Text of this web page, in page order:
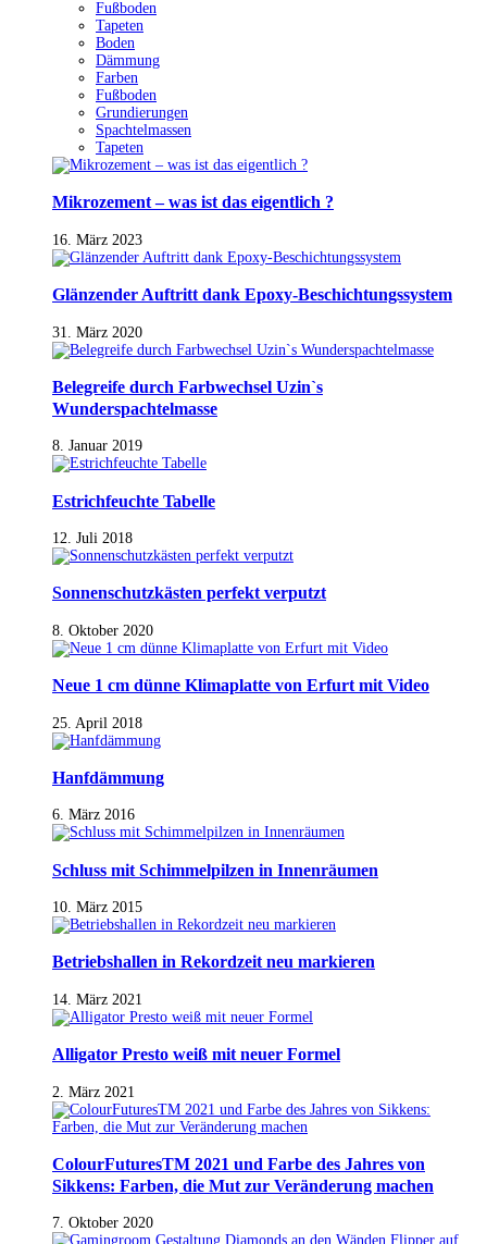
Fußboden
Tapeten
Boden
Dämmung
Farben
Fußboden
Grundierungen
Spachtelmassen
Tapeten
Mikrozement – was ist das eigentlich ?
16. März 2023
Glänzender Auftritt dank Epoxy-Beschichtungssystem
31. März 2020
Belegreife durch Farbwechsel Uzin`s
Wunderspachtelmasse
8. Januar 2019
Estrichfeuchte Tabelle
12. Juli 2018
Sonnenschutzkästen perfekt verputzt
8. Oktober 2020
Neue 1 cm dünne Klimaplatte von Erfurt mit Video
25. April 2018
Hanfdämmung
6. März 2016
Schluss mit Schimmelpilzen in Innenräumen
10. März 2015
Betriebshallen in Rekordzeit neu markieren
14. März 2021
Alligator Presto weiß mit neuer Formel
2. März 2021
ColourFuturesTM 2021 und Farbe des Jahres von
Sikkens: Farben, die Mut zur Veränderung machen
7. Oktober 2020